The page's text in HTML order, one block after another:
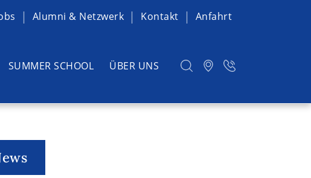
Alumni & Netzwerk Kontakt Anfahrt
SUMMER SCHOOL ÜBER UNS